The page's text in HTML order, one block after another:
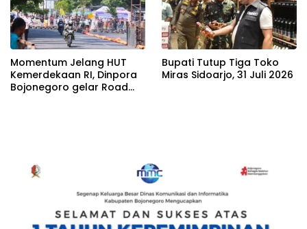
Momentum Jelang HUT
Kemerdekaan RI, Dinpora
Bojonegoro gelar Road
Bupati Tutup Tiga Toko
Miras Sidoarjo, 31 Juli 2026